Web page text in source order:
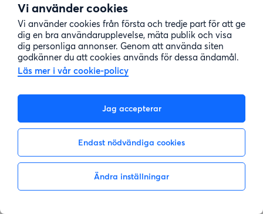
Vi använder cookies
Vi använder cookies från första och tredje part för att ge
dig en bra användarupplevelse, mäta publik och visa
dig personliga annonser. Genom att använda siten
godkänner du att cookies används för dessa ändamål.
Läs mer i vår cookie-policy
Jag accepterar
Endast nödvändiga cookies
Ändra inställningar
Gå till sök